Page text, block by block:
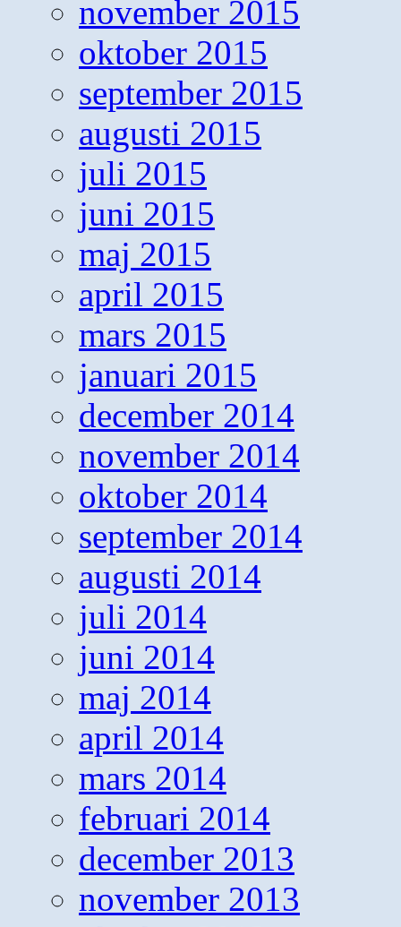
november 2015
oktober 2015
september 2015
augusti 2015
juli 2015
juni 2015
maj 2015
april 2015
mars 2015
januari 2015
december 2014
november 2014
oktober 2014
september 2014
augusti 2014
juli 2014
juni 2014
maj 2014
april 2014
mars 2014
februari 2014
december 2013
november 2013